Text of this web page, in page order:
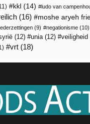
kkl (14) ludo van
(16) moshe aryeh
(9) negationisme (10)
(12) unia (12) veiligheid
vrt (18)